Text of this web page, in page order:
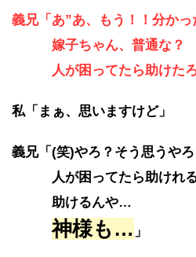
義兄「あ”あ、もう！！分かっ
嫁子ちゃん、普通な？
人が困ってたら助けたろ
私「まぁ、思いますけど」
義兄「(笑)やろ？そう思うやろ
人が困ってたら助けれ
助けるんや…
神様も… 」